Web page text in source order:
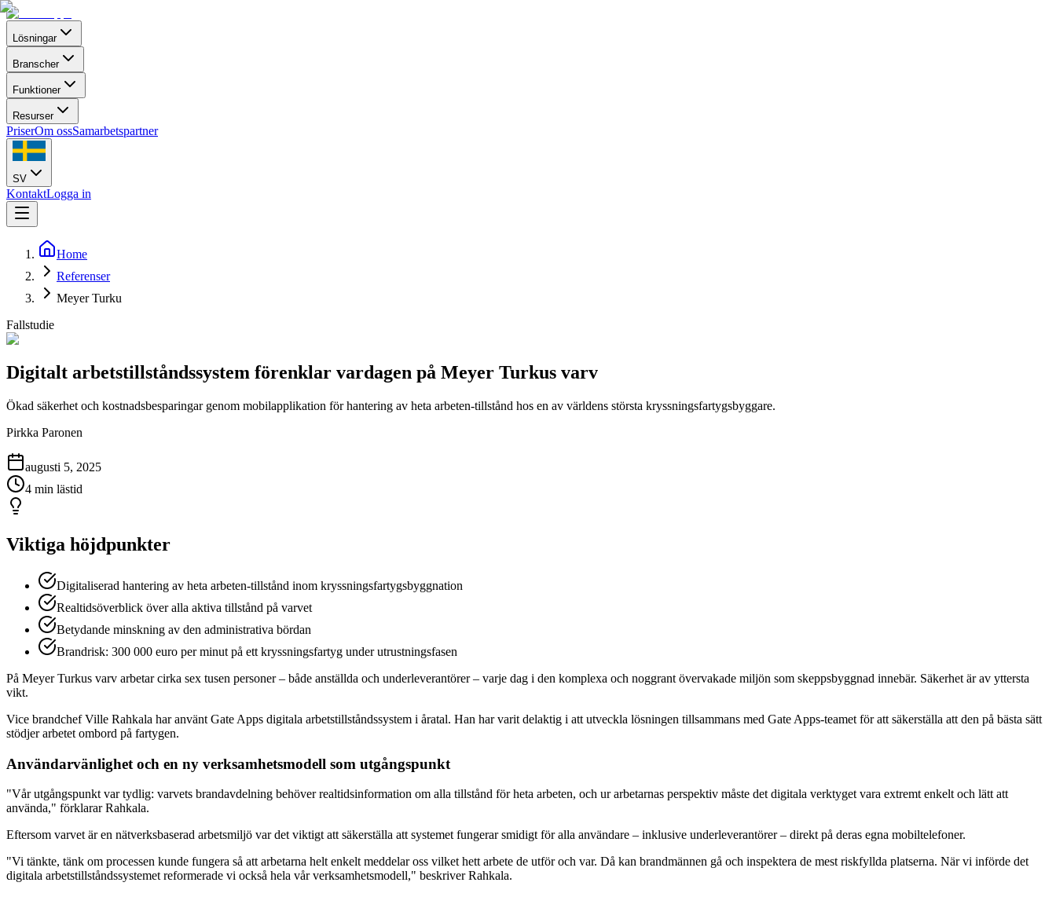
Lösningar
Branscher
Funktioner
Resurser
PriserOm ossSamarbetspartner
SV
KontaktLogga in
Home
Referenser
Meyer Turku
Fallstudie
Digitalt arbetstillståndssystem förenklar vardagen på Meyer Turkus varv
Ökad säkerhet och kostnadsbesparingar genom mobilapplikation för hantering av heta arbeten-tillstånd hos en av världens största kryssningsfartygsbyggare.
Pirkka Paronen
augusti 5, 2025
4 min lästid
Viktiga höjdpunkter
Digitaliserad hantering av heta arbeten-tillstånd inom kryssningsfartygsbyggnation
Realtidsöverblick över alla aktiva tillstånd på varvet
Betydande minskning av den administrativa bördan
Brandrisk: 300 000 euro per minut på ett kryssningsfartyg under utrustningsfasen
På Meyer Turkus varv arbetar cirka sex tusen personer – både anställda och underleverantörer – varje dag i den komplexa och noggrant övervakade miljön som skeppsbyggnad innebär. Säkerhet är av yttersta
vikt.
Vice brandchef Ville Rahkala har använt Gate Apps digitala arbetstillståndssystem i åratal. Han har varit delaktig i att utveckla lösningen tillsammans med Gate Apps-teamet för att säkerställa att den på bästa sätt
stödjer arbetet ombord på fartygen.
Användarvänlighet och en ny verksamhetsmodell som utgångspunkt
"Vår utgångspunkt var tydlig: varvets brandavdelning behöver realtidsinformation om alla tillstånd för heta arbeten, och ur arbetarnas perspektiv måste det digitala verktyget vara extremt enkelt och lätt att
använda," förklarar Rahkala.
Eftersom varvet är en nätverksbaserad arbetsmiljö var det viktigt att säkerställa att systemet fungerar smidigt för alla användare – inklusive underleverantörer – direkt på deras egna mobiltelefoner.
"Vi tänkte, tänk om processen kunde fungera så att arbetarna helt enkelt meddelar oss vilket hett arbete de utför och var. Då kan brandmännen gå och inspektera de mest riskfyllda platserna. När vi införde det
digitala arbetstillståndssystemet reformerade vi också hela vår verksamhetsmodell," beskriver Rahkala.